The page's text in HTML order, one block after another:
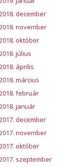
december
november
október
július
április
március
február
január
december
november
október
szeptember